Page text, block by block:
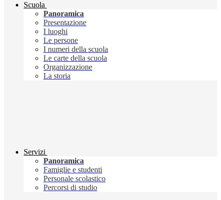
Scuola
Panoramica
Presentazione
I luoghi
Le persone
I numeri della scuola
Le carte della scuola
Organizzazione
La storia
Servizi
Panoramica
Famiglie e studenti
Personale scolastico
Percorsi di studio